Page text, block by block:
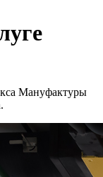
Мануфактуры